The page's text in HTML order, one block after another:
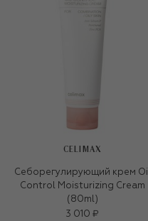
CELIMAX
Себорегулирующий крем
Control Moisturizing Cream
(80ml)
3 010 ₽